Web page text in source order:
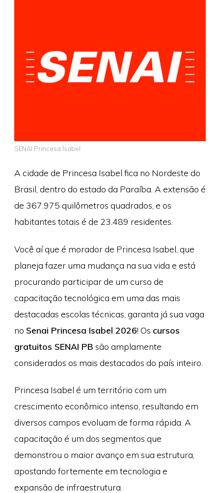
SENAI Princesa Isabel
A cidade de Princesa Isabel fica no Nordeste do
Brasil, dentro do estado da Paraíba. A extensão é
de 367.975 quilômetros quadrados, e os
habitantes totais é de 23.489 residentes.
Você aí que é morador de Princesa Isabel, que
planeja fazer uma mudança na sua vida e está
procurando participar de um curso de
capacitação tecnológica em uma das mais
destacadas escolas técnicas, garanta já sua vaga
no Senai Princesa Isabel 2026! Os cursos
gratuitos SENAI PB são amplamente
considerados os mais destacados do país inteiro.
Princesa Isabel é um território com um
crescimento econômico intenso, resultando em
diversos campos evoluam de forma rápida. A
capacitação é um dos segmentos que
demonstrou o maior avanço em sua estrutura,
apostando fortemente em tecnologia e
expansão de infraestrutura.